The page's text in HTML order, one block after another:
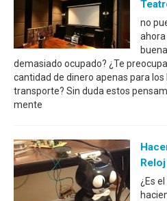
no
ahora
demasiado ocupado? ¿Te
cantidad de dinero apenas para
transporte? Sin duda estos
mente
¿Es